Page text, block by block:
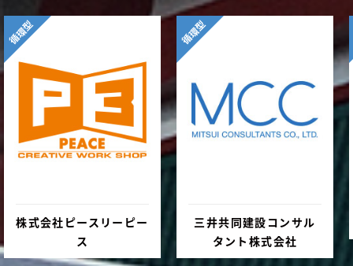
循環型
株式会社ピースリーピー
ス
循環型
三井共同建設コンサル
タント株式会社